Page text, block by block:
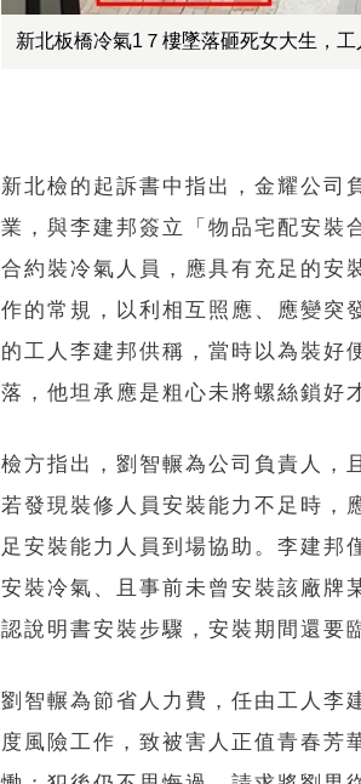
新北板橋冷氣1７樓墜落砸死女大生，
新北檢的起訴書中指出，金耀公司
業，與李建邦簽立「物品宅配安裝
合約裝冷氣人員，應具有充足的安
作的常規，以利相互照應、應變突
的工人李建邦供稱，當時以為裝好
落，他坦承應是粗心未將螺絲鎖好
檢方指出，劉智輾為公司負責人，
若發現裝修人員安裝能力不足時，
足安裝能力人員到場協助。李建邦
安裝冷氣、且事前未曾安裝該廠牌
認說明書安裝步驟，安裝期間還要
劉智輾為節省人力費，任由工人李
度風險工作，致被害人正值青春芳